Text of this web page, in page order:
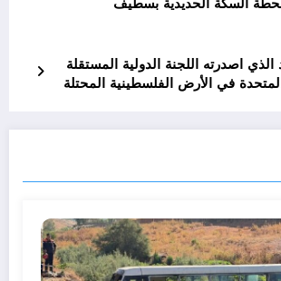
السكة الحديدية بسطيف
الذي اصدرته اللجنة الدولية المستقلة
المتحدة في الأرض الفلسطينية المحتلة